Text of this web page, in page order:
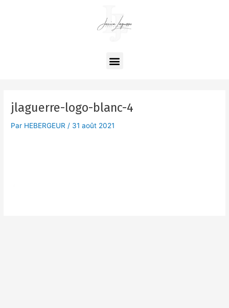
Menu
jlaguerre-logo-blanc-4
Par HEBERGEUR / 31 août 2021